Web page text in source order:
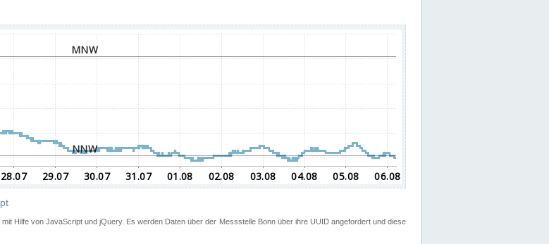
Hilfe von JavaScript und jQuery. Es werden Daten über der Messstelle Bonn über ihre UUID angefordert und diese